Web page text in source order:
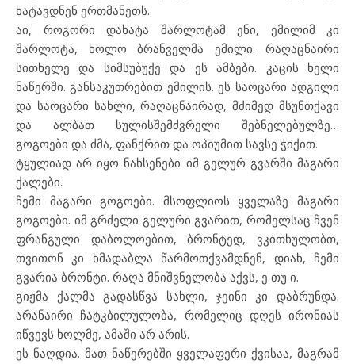
ხატავდნენ ერთმანეთს.
აი, როგორი დახატა შარლოტამ ენი, ემილიმ კი
შარლოტა, ხოლო ბრანველმა ემილი. რაღაცნაირი
სითხელე და სიმსუბუქე და ეს ამბები. კაცის ხელი
ნაწერში. განსაკუთრებით ემილის. ეს საოცარი ადგილი
და საოცარი სახლი, რაღაცნაირად, მძიმედ მსუნთქავი
და ალბათ სულისშემძვრელი შებნელებულზე…
გოგოები და ძმა, ფანქრით და ოპიუმით სავსე ჭიქით.
ტყულიად არ იყო ნახსენები იმ გელურ გვარში მაგარი
ქალები.
ჩემი მაგარი გოგოები. მსოფლიოს ყველაზე მაგარი
გოგოები. იმ გრძელი გელური გვარით, რომელსაც ჩვენ
ფრანგული დაბოლოებით, ბრონტედ, ვკითხულობთ,
თვითონ კი ხმადაბლა წარმოთქვამდნენ, დიახ, ჩემი
გვარია ბრონტი. რაღა მნიშვნელობა აქვს, ე თუ ი.
გიჟმა ქალმა გადასწვა სახლი, ჯეინი კი დაბრუნდა.
არანაირი ჩატკბილულობა, რომელიც დღეს ირონიას
იწვევს ხოლმე, ამაში არ არის.
ეს ნაღდია. მათ ნაწერებში ყველაფერი ქვისაა, მაგრამ